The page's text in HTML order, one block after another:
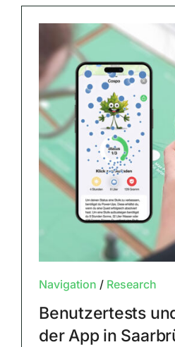
Navigation / Research
Benutzertests
der App in